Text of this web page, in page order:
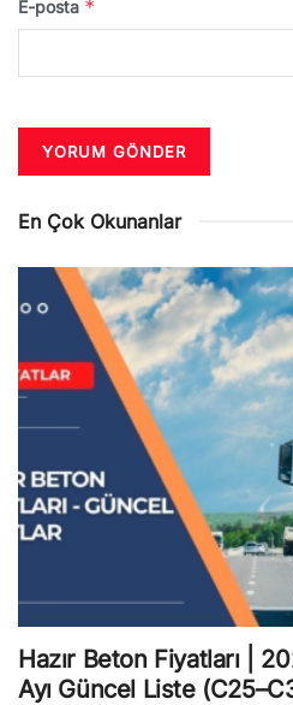
E-posta *
En Çok Okunanlar
Hazır Beton Fiyatları |
Ayı Güncel Liste